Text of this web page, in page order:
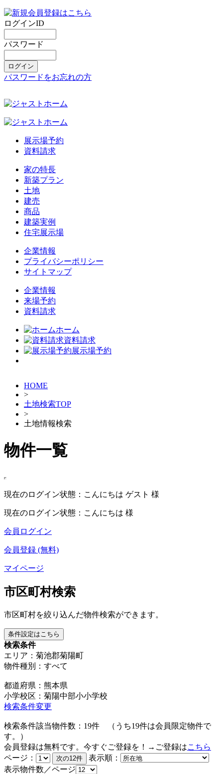
ログインID
パスワード
パスワードをお忘れの方
展示場予約
資料請求
家の特長
新築プラン
土地
建売
商品
建築実例
住宅展示場
企業情報
プライバシーポリシー
サイトマップ
企業情報
来場予約
資料請求
ホーム
資料請求
展示場予約
HOME
>
土地検索TOP
>
土地情報検索
物件一覧
現在のログイン状態：こんにちは ゲスト 様
現在のログイン状態：こんにちは 様
会員ログイン
会員登録 (無料)
マイページ
市区町村検索
市区町村を絞り込んだ物件検索ができます。
条件設定はこちら
検索条件
エリア：菊池郡菊陽町
物件種別：すべて
都道府県：熊本県
小学校区：菊陽中部小小学校
検索条件変更
検索条件該当物件数： 19件 （うち19件は会員限定物件で
す。）
会員登録は無料です。今すぐご登録を！→ご登録はこちら
ページ：
表示順：
表示物件数／ページ